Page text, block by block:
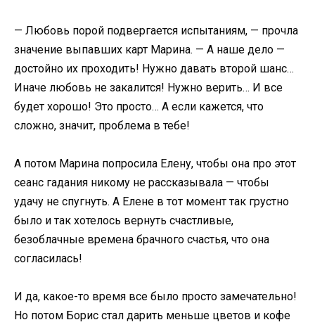
— Любовь порой подвергается испытаниям, — прочла
значение выпавших карт Марина. — А наше дело —
достойно их проходить! Нужно давать второй шанс…
Иначе любовь не закалится! Нужно верить… И все
будет хорошо! Это просто… А если кажется, что
сложно, значит, проблема в тебе!
А потом Марина попросила Елену, чтобы она про этот
сеанс гадания никому не рассказывала — чтобы
удачу не спугнуть. А Елене в тот момент так грустно
было и так хотелось вернуть счастливые,
безоблачные времена брачного счастья, что она
согласилась!
И да, какое-то время все было просто замечательно!
Но потом Борис стал дарить меньше цветов и кофе